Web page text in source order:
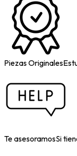
Piezas Originales
Te asesoramosSi